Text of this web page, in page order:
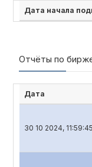
Дата начала
Отчёты по
Дата
30 10 2024, 11:59:45